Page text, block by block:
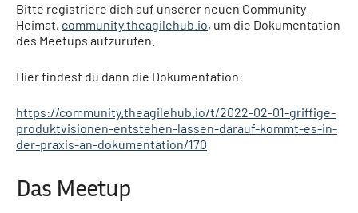
Bitte registriere dich auf unserer neuen Community-
Heimat, community.theagilehub.io, um die Dokumentation
des Meetups aufzurufen.
Hier findest du dann die Dokumentation:
https://community.theagilehub.io/t/2022-02-01-griffige-
produktvisionen-entstehen-lassen-darauf-kommt-es-in-
der-praxis-an-dokumentation/170
Das Meetup